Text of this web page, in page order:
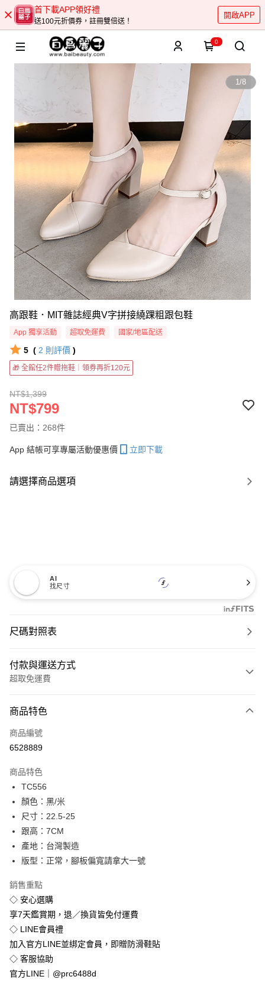
首下載APP領好禮
送100元折價券，註冊雙倍送！
開啟APP
0
1/8
高跟鞋．MIT雜誌經典V字拼接繞踝粗跟包鞋
App 獨享活動 超取免運費 國家/地區配送
5 ( 2 則評價 )
🎁 全館任2件贈拖鞋｜領券再折120元
NT$1,399
NT$799
已賣出：268件
App 結帳可享專屬活動優惠價 立即下載
請選擇商品選項
AI
找尺寸
尺碼對照表
付款與運送方式
超取免運費
信用卡一次付款
超商取貨付款
Apple Pay
街口支付
悠遊付
Google Pay
運送方式
全家付款取貨
免運費
付款後全家取貨
免運費
商品特色
商品編號
6528889
商品特色
TC556
顏色：黑/米
尺寸：22.5-25
跟高：7CM
產地：台灣製造
版型：正常，腳板偏寬請拿大一號
銷售重點
◇ 安心選購
享7天鑑賞期，退／換貨皆免付運費
◇ LINE會員禮
加入官方LINE並綁定會員，即贈防滑鞋貼
◇ 客服協助
官方LINE｜@prc6488d